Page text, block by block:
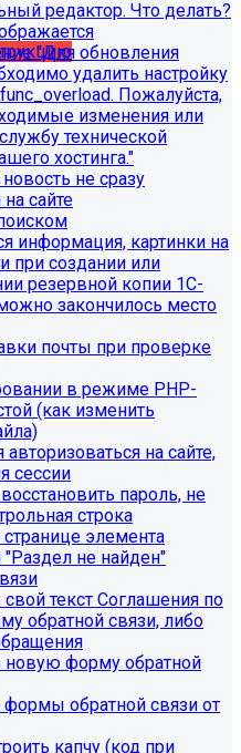
и модулями
курсы"
ссылок на
редактор. Что делать?
"Для обновления
удалить настройку
Пожалуйста,
изменения или
технической
хостинга."
не сразу
сайте
информация, картинки на
при создании или
резервной копии 1С-
закончилось место
почты при проверке
в режиме PHP-
(как изменить
авторизоваться на сайте,
сессии
пароль, не
строка
элемента
"Раздел не найден"
текст Соглашения по
обратной связи, либо
новую форму обратной
формы обратной связи от
капчу (код при